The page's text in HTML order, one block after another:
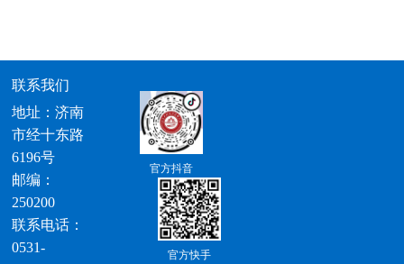
联系我们
地址：济南
市经十东路
6196号
邮编：
250200
联系电话：
0531-
官方抖音
官方快手